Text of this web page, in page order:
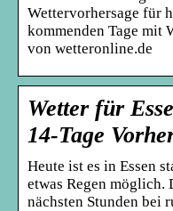
Wettervorhersage für
kommenden Tage mit
von wetteronline.de
Wetter für
14-Tage
Heute ist es in Essen
etwas Regen möglich.
nächsten Stunden bei